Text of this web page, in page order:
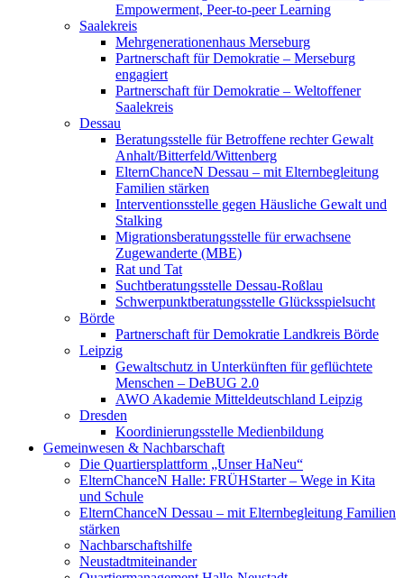
Empowerment, Peer-to-peer Learning
Saalekreis
Mehrgenerationenhaus Merseburg
Partnerschaft für Demokratie – Merseburg
engagiert
Partnerschaft für Demokratie – Weltoffener
Saalekreis
Dessau
Beratungsstelle für Betroffene rechter Gewalt
Anhalt/Bitterfeld/Wittenberg
ElternChanceN Dessau – mit Elternbegleitung
Familien stärken
Interventionsstelle gegen Häusliche Gewalt und
Stalking
Migrationsberatungsstelle für erwachsene
Zugewanderte (MBE)
Rat und Tat
Suchtberatungsstelle Dessau-Roßlau
Schwerpunktberatungsstelle Glücksspielsucht
Börde
Partnerschaft für Demokratie Landkreis Börde
Leipzig
Gewaltschutz in Unterkünften für geflüchtete
Menschen – DeBUG 2.0
AWO Akademie Mitteldeutschland Leipzig
Dresden
Koordinierungsstelle Medienbildung
Gemeinwesen & Nachbarschaft
Die Quartiersplattform „Unser HaNeu“
ElternChanceN Halle: FRÜHStarter – Wege in Kita
und Schule
ElternChanceN Dessau – mit Elternbegleitung Familien
stärken
Nachbarschaftshilfe
Neustadtmiteinander